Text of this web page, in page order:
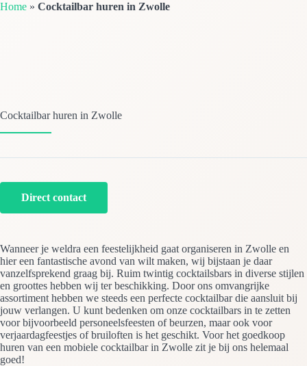
Home » Cocktailbar huren in Zwolle
Cocktailbar huren in Zwolle
Direct contact
Wanneer je weldra een feestelijkheid gaat organiseren in Zwolle en
hier een fantastische avond van wilt maken, wij bijstaan je daar
vanzelfsprekend graag bij. Ruim twintig cocktailsbars in diverse stijlen
en groottes hebben wij ter beschikking. Door ons omvangrijke
assortiment hebben we steeds een perfecte cocktailbar die aansluit bij
jouw verlangen. U kunt bedenken om onze cocktailbars in te zetten
voor bijvoorbeeld personeelsfeesten of beurzen, maar ook voor
verjaardagfeestjes of bruiloften is het geschikt. Voor het goedkoop
huren van een mobiele cocktailbar in Zwolle zit je bij ons helemaal
goed!